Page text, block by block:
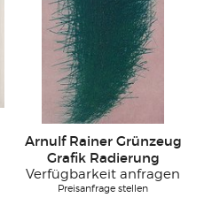
Arnulf Rainer Grünzeug
Grafik Radierung
Verfügbarkeit anfragen
Preisanfrage stellen